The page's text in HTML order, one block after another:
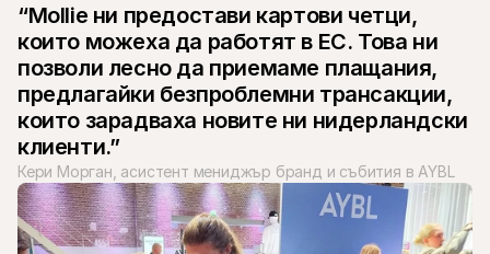
“Mollie ни предостави картови четци,
които можеха да работят в ЕС. Това ни
позволи лесно да приемаме плащания,
предлагайки безпроблемни трансакции,
които зарадваха новите ни нидерландски
клиенти.”
Кери Морган, асистент мениджър бранд и събития в AYBL